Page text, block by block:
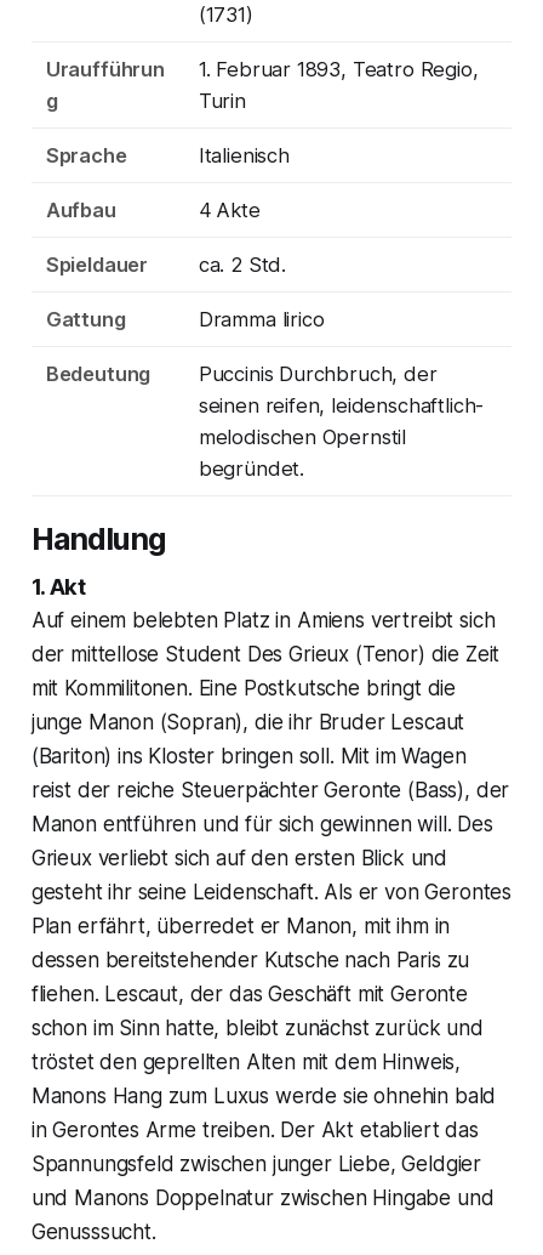
(1731)
Uraufführun
g
1. Februar 1893, Teatro Regio,
Turin
Sprache Italienisch
Aufbau 4 Akte
Spieldauer ca. 2 Std.
Gattung Dramma lirico
Bedeutung
Puccinis Durchbruch, der
seinen reifen, leidenschaftlich-
melodischen Opernstil
begründet.
Handlung
1. Akt
Auf einem belebten Platz in Amiens vertreibt sich
der mittellose Student Des Grieux (Tenor) die Zeit
mit Kommilitonen. Eine Postkutsche bringt die
junge Manon (Sopran), die ihr Bruder Lescaut
(Bariton) ins Kloster bringen soll. Mit im Wagen
reist der reiche Steuerpächter Geronte (Bass), der
Manon entführen und für sich gewinnen will. Des
Grieux verliebt sich auf den ersten Blick und
gesteht ihr seine Leidenschaft. Als er von Gerontes
Plan erfährt, überredet er Manon, mit ihm in
dessen bereitstehender Kutsche nach Paris zu
fliehen. Lescaut, der das Geschäft mit Geronte
schon im Sinn hatte, bleibt zunächst zurück und
tröstet den geprellten Alten mit dem Hinweis,
Manons Hang zum Luxus werde sie ohnehin bald
in Gerontes Arme treiben. Der Akt etabliert das
Spannungsfeld zwischen junger Liebe, Geldgier
und Manons Doppelnatur zwischen Hingabe und
Genusssucht.